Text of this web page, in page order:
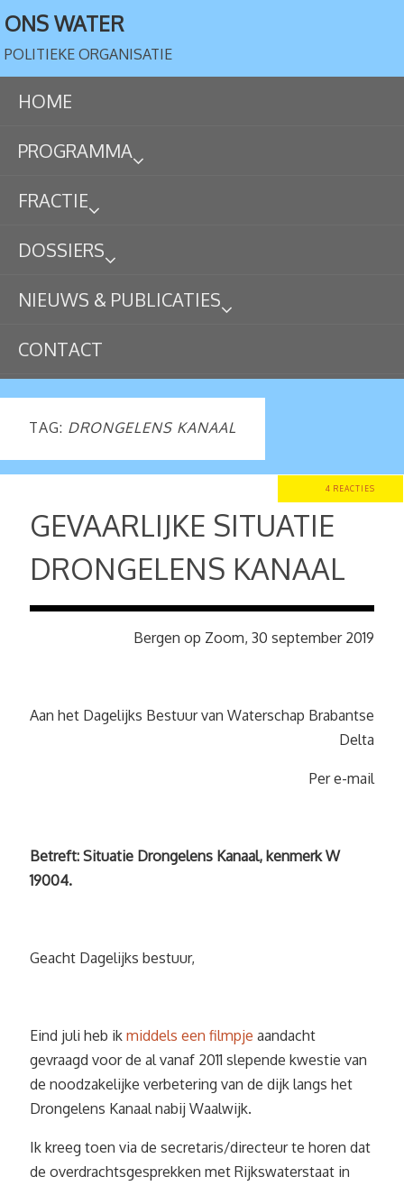
ONS WATER
POLITIEKE ORGANISATIE
HOME
PROGRAMMA
FRACTIE
DOSSIERS
NIEUWS & PUBLICATIES
CONTACT
TAG: DRONGELENS KANAAL
4 REACTIES
GEVAARLIJKE SITUATIE
DRONGELENS KANAAL
Bergen op Zoom, 30 september 2019
Aan het Dagelijks Bestuur van Waterschap Brabantse
Delta
Per e-mail
Betreft: Situatie Drongelens Kanaal, kenmerk W
19004.
Geacht Dagelijks bestuur,
Eind juli heb ik middels een filmpje aandacht
gevraagd voor de al vanaf 2011 slepende kwestie van
de noodzakelijke verbetering van de dijk langs het
Drongelens Kanaal nabij Waalwijk.
Ik kreeg toen via de secretaris/directeur te horen dat
de overdrachtsgesprekken met Rijkswaterstaat in